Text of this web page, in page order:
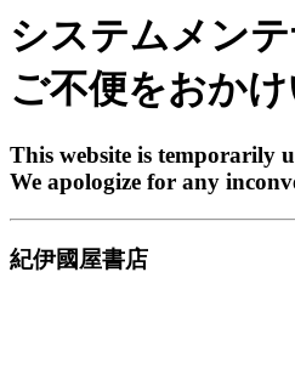
システムメン
ご不便をおか
This website is temporarily
We apologize for any
紀伊國屋書店